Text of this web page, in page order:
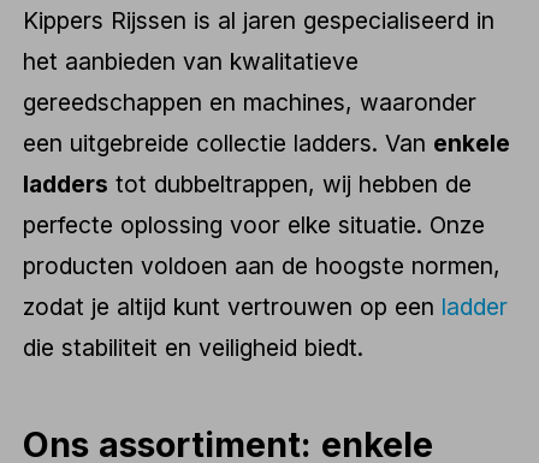
Kippers Rijssen is al jaren gespecialiseerd in
het aanbieden van kwalitatieve
gereedschappen en machines, waaronder
een uitgebreide collectie ladders. Van enkele
ladders tot dubbeltrappen, wij hebben de
perfecte oplossing voor elke situatie. Onze
producten voldoen aan de hoogste normen,
zodat je altijd kunt vertrouwen op een ladder
die stabiliteit en veiligheid biedt.
Ons assortiment: enkele